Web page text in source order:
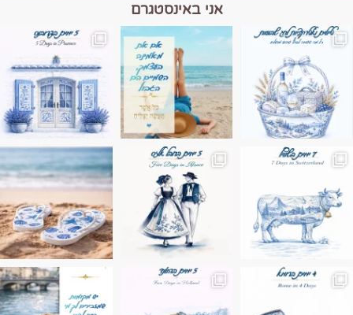
אני באינסטגרם
הם הגבול 💙🩵
בחבל אלזס צרפת
בחופשה שבו הכל נהיה פשוט יותר. החול, הי
Instagram post
Instagram post 17994326828955248